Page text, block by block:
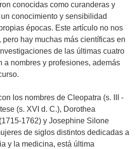
conocidas como curanderas y
conocimiento y sensibilidad
épocas. Este artículo no nos
pero hay muchas más científicas en
de las últimas cuatro
a nombres y profesiones, además
los nombres de Cleopatra (s. III -
(s. XVI d. C.), Dorothea
1762) y Josephine Silone
de siglos distintos dedicadas a
y la medicina, está última